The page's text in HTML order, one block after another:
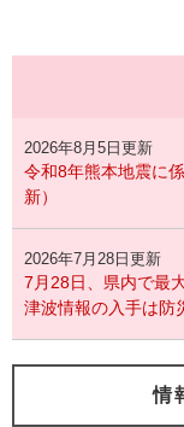
2026年8月5日更新
令和8年熊本地震に
新）
2026年7月28日更新
7月28日、県内で最
津波情報の入手は防
情